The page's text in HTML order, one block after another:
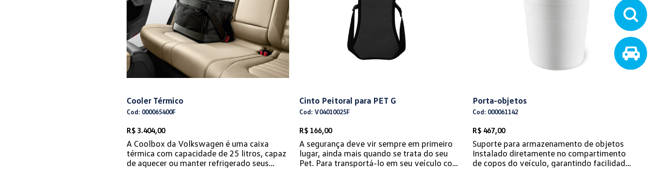
Cooler Térmico
Cod: 000065400F
R$ 3.404,00
A Coolbox da Volkswagen é uma caixa
térmica com capacidade de 25 litros, capaz
de aquecer ou manter refrigerado seus
Cinto Peitoral para PET G
Cod: V04010025F
R$ 166,00
A segurança deve vir sempre em primeiro
lugar, ainda mais quando se trata do seu
Pet. Para transportá-lo em seu veículo com
Porta-objetos
Cod: 000061142
R$ 467,00
Suporte para armazenamento de objetos
Instalado diretamente no compartimento
de copos do veículo, garantindo facilidade